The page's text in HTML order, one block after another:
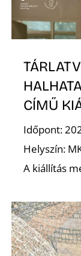
CÍMŰ
Időpont:
Helyszín:
A kiállítás